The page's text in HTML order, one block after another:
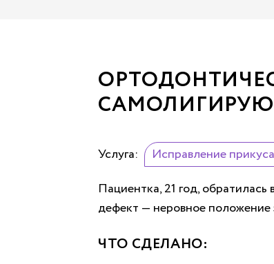
Услуга: Исправление
Пациентка, 21 год,
дефект — неровное положение
ЧТО СДЕЛАНО: